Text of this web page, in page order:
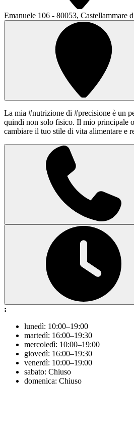
Emanuele 106 - 80053, Castellammare
La mia #nutrizione di #precisione è un
quindi non solo fisico. Il mio principale
cambiare il tuo stile di vita alimentare e
:
lunedì: 10:00–19:00
martedì: 16:00–19:30
mercoledì: 10:00–19:00
giovedì: 16:00–19:30
venerdì: 10:00–19:00
sabato: Chiuso
domenica: Chiuso